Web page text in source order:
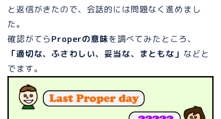
と返信がきたので、会話的には問題なく進めまし
た。
確認がてらProperの意味を調べてみたところ、
「適切な、ふさわしい、妥当な、まともな」 などと
でます。